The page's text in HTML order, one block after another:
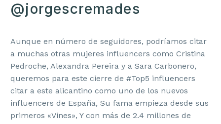
@jorgescremades
Aunque en número de seguidores, podríamos citar
a muchas otras mujeres influencers como Cristina
Pedroche, Alexandra Pereira y a Sara Carbonero,
queremos para este cierre de #Top5 influencers
citar a este alicantino como uno de los nuevos
influencers de España, Su fama empieza desde sus
primeros «Vines», Y con más de 2.4 millones de